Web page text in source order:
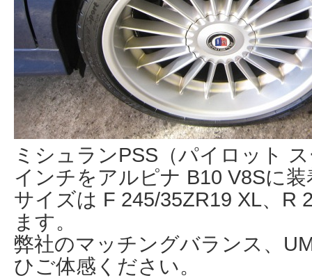
ミシュランPSS（パイロット
インチをアルピナ B10 V8Sに
サイズは F 245/35ZR19 XL、R
ます。
弊社のマッチングバランス、
ひご体感ください。